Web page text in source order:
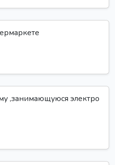
,занимающуюся электро